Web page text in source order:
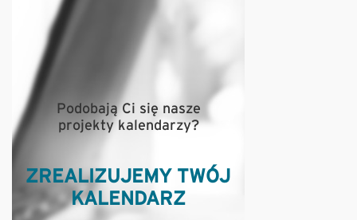
Podobają Ci się nasze
projekty kalendarzy?
ZREALIZUJEMY TWÓJ
KALENDARZ